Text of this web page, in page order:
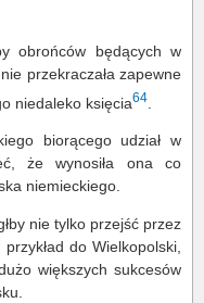
obrońców będących w
przekraczała zapewne
niedaleko księcia64
biorącego udział w
że wynosiła ona co
niemieckiego.
nie tylko przejść przez
do Wielkopolski,
większych sukcesów